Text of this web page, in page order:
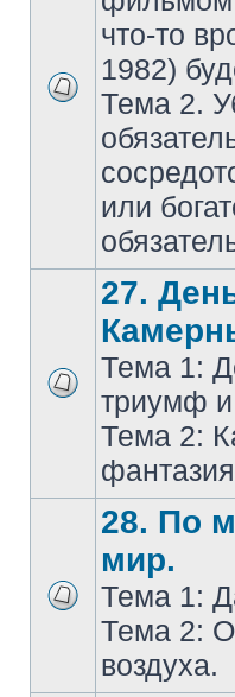
что-то
1982)
Тема 2.
или
27.
Тема 1:
триумф и
Тема 2:
28. По
мир.
Тема 1:
Тема 2:
воздуха.